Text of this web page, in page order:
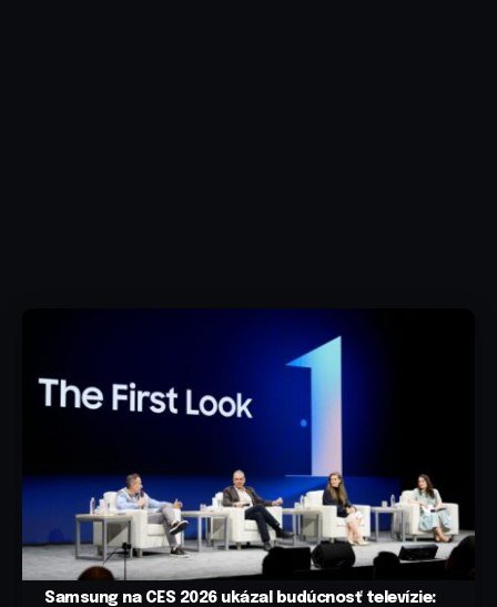
Samsung na CES 2026 ukázal budúcnosť televízie: